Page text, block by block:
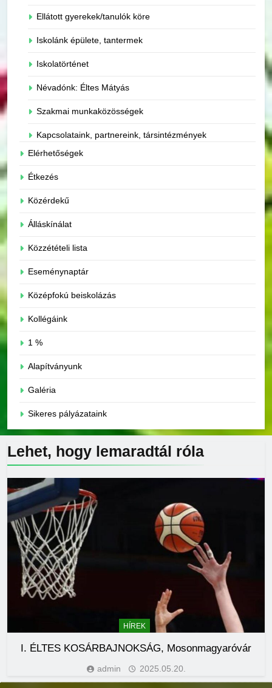
Ellátott gyerekek/tanulók köre
Iskolánk épülete, tantermek
Iskolatörténet
Névadónk: Éltes Mátyás
Szakmai munkaközösségek
Kapcsolataink, partnereink, társintézmények
Elérhetőségek
Étkezés
Közérdekű
Álláskínálat
Közzétételi lista
Eseménynaptár
Középfokú beiskolázás
Kollégáink
1 %
Alapítványunk
Galéria
Sikeres pályázataink
Lehet, hogy lemaradtál róla
HÍREK
I. ÉLTES KOSÁRBAJNOKSÁG, Mosonmagyaróvár
admin 2025.05.20.